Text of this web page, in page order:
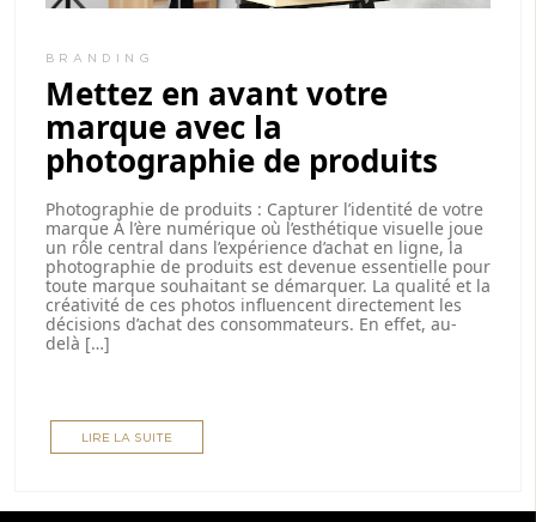
BRANDING
Mettez en avant votre
marque avec la
photographie de produits
Photographie de produits : Capturer l’identité de votre
marque À l’ère numérique où l’esthétique visuelle joue
un rôle central dans l’expérience d’achat en ligne, la
photographie de produits est devenue essentielle pour
toute marque souhaitant se démarquer. La qualité et la
créativité de ces photos influencent directement les
décisions d’achat des consommateurs. En effet, au-
delà […]
LIRE LA SUITE